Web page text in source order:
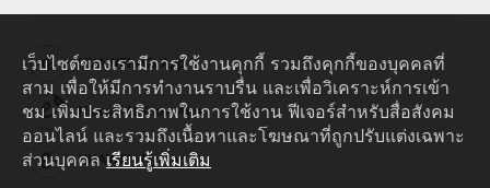
HUAWEI eKit App
Huawei HiKnow App
HUAWEI eFly App
เว็บไซต์ของเรามีการใช้งานคุกกี้ รวมถึงคุกกี้ของบุคคลที่
สาม เพื่อให้มีการทำงานราบรื่น และเพื่อวิเคราะห์การเข้า
ชม เพิ่มประสิทธิภาพในการใช้งาน ฟีเจอร์สำหรับสื่อสังคม
ออนไลน์ และรวมถึงเนื้อหาและโฆษณาที่ถูกปรับแต่งเฉพาะ
ส่วนบุคคล เรียนรู้เพิ่มเติม